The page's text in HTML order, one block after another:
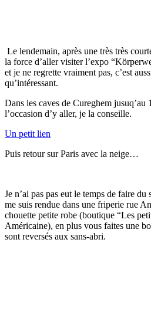
Le lendemain, après une très très
la force d’aller visiter l’expo
et je ne regrette vraiment pas, c’est
qu’intéressant.
Dans les caves de Cureghem jusuq’au
l’occasion d’y aller, je la conseille.
Un petit lien
Puis retour sur Paris avec la neige…
Je n’ai pas pas eut le temps de faire
me suis rendue dans une friperie rue
chouette petite robe (boutique “Les
Américaine), en plus vous faites une
sont reversés aux sans-abri.